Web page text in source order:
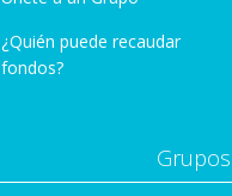
¿Quién puede recaudar
fondos?